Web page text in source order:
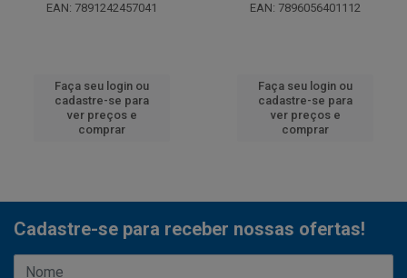
EAN: 7891242457041
Faça seu login ou
cadastre-se para
ver preços e
comprar
EAN: 7896056401112
Faça seu login ou
cadastre-se para
ver preços e
comprar
Cadastre-se para receber nossas ofertas!